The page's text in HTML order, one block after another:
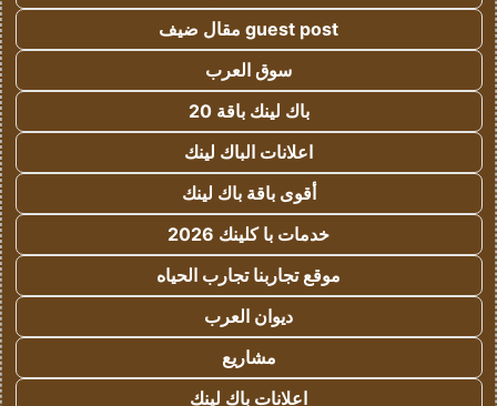
guest post مقال ضيف
سوق العرب
باك لينك باقة 20
اعلانات الباك لينك
أقوى باقة باك لينك
خدمات با كلينك 2026
موقع تجاربنا تجارب الحياه
ديوان العرب
مشاريع
اعلانات باك لينك